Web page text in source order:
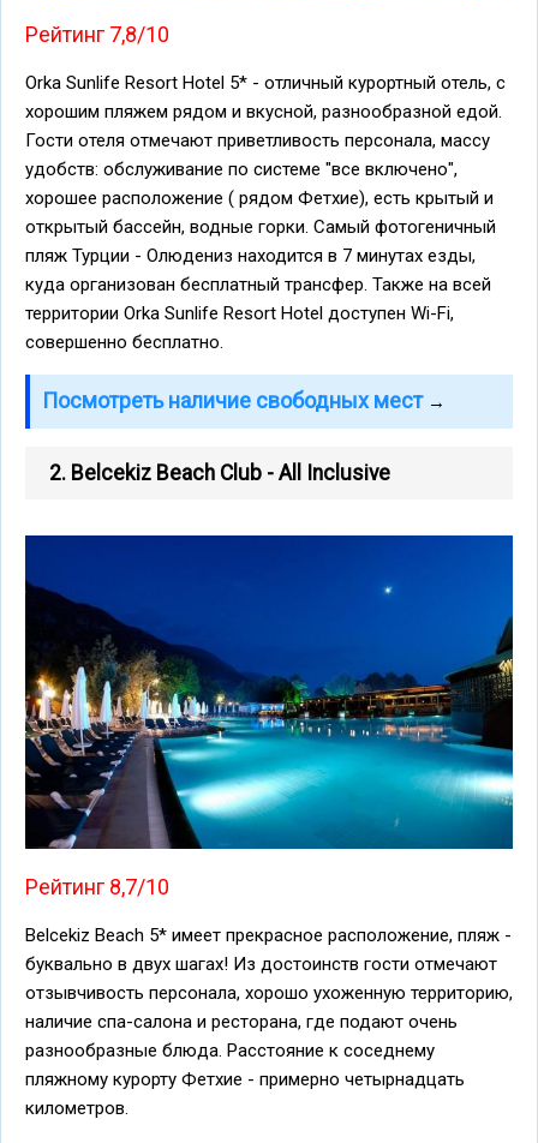
Рейтинг 7,8/10
Orka Sunlife Resort Hotel 5* - отличный курортный отель, с
хорошим пляжем рядом и вкусной, разнообразной едой.
Гости отеля отмечают приветливость персонала, массу
удобств: обслуживание по системе "все включено",
хорошее расположение ( рядом Фетхие), есть крытый и
открытый бассейн, водные горки. Самый фотогеничный
пляж Турции - Олюдениз находится в 7 минутах езды,
куда организован бесплатный трансфер. Также на всей
территории Orka Sunlife Resort Hotel доступен Wi-Fi,
совершенно бесплатно.
Посмотреть наличие свободных мест→
2. Belcekiz Beach Club - All Inclusive
Рейтинг 8,7/10
Belcekiz Beach 5* имеет прекрасное расположение, пляж -
буквально в двух шагах! Из достоинств гости отмечают
отзывчивость персонала, хорошо ухоженную территорию,
наличие спа-салона и ресторана, где подают очень
разнообразные блюда. Расстояние к соседнему
пляжному курорту Фетхие - примерно четырнадцать
километров.